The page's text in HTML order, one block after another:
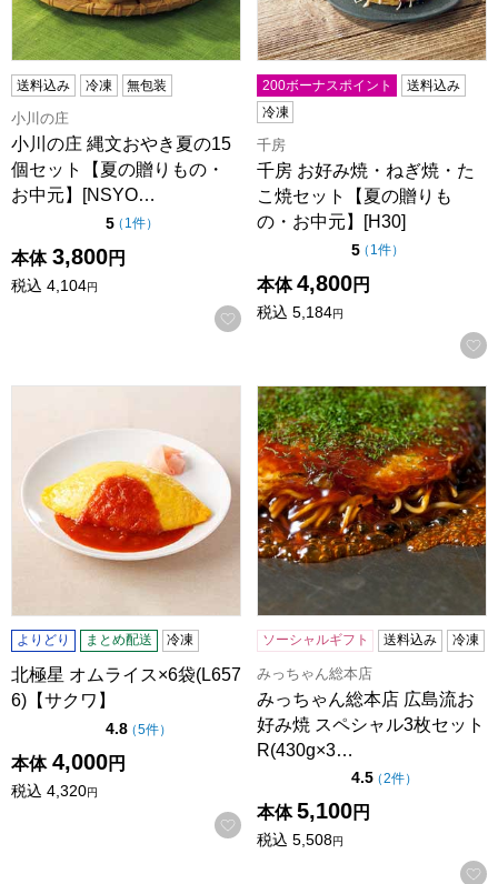
送料込み 冷凍 無包装
小川の庄
小川の庄 縄文おやき夏の15
個セット【夏の贈りもの・
お中元】[NSYO…
5点（5点満点中）
（ 1件の評価
）
本体 3,800円
税込 4,104円
お気に入りに登録する
200ボーナスポイント
送料込み
冷凍
千房
千房 お好み焼・ねぎ焼・た
こ焼セット【夏の贈りも
の・お中元】[H30]
5点（5点満点中）
（ 1件の評価
）
本体 4,800円
税込 5,184円
北極星 オムライス×6袋(L6576)【サクワ】
よりどり まとめ配送 冷凍
北極星 オムライス×6袋(L657
6)【サクワ】
4.8点（5点満点中）
（5件の評価
）
本体 4,000円
税込 4,320円
お気に入りに登録する
みっちゃん総本店 広島流お
ソーシャルギフト 送料込み 冷凍
みっちゃん総本店
みっちゃん総本店 広島流お
好み焼 スペシャル3枚セット
R(430g×3…
4.5点（5点満点中）
（2件の評価
）
本体 5,100円
税込 5,508円